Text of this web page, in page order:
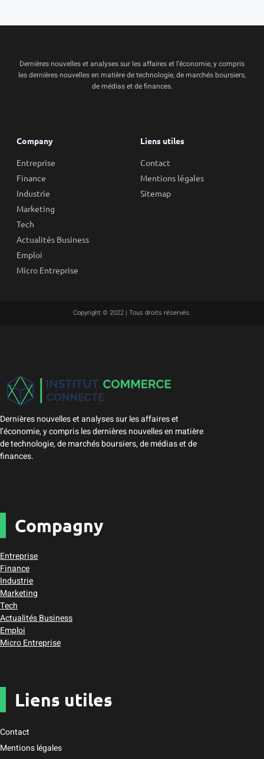
Dernières nouvelles et analyses sur les affaires et l’économie, y compris
les dernières nouvelles en matière de technologie, de marchés boursiers,
de médias et de finances.
Company
Entreprise
Finance
Industrie
Marketing
Tech
Actualités Business
Emploi
Micro Entreprise
Liens utiles
Contact
Mentions légales
Sitemap
Copyright © 2022 | Tous droits réservés.
Dernières nouvelles et analyses sur les affaires et
l’économie, y compris les dernières nouvelles en matière
de technologie, de marchés boursiers, de médias et de
finances.
Compagny
Entreprise
Finance
Industrie
Marketing
Tech
Actualités Business
Emploi
Micro Entreprise
Liens utiles
Contact
Mentions légales